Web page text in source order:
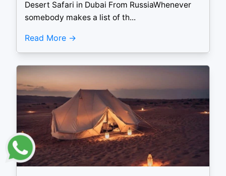
Desert Safari in Dubai From RussiaWhenever
somebody makes a list of th...
Read More